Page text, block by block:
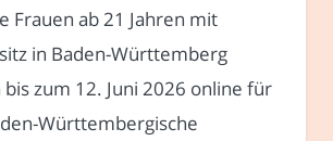
Frauen ab 21 Jahren mit
in Baden-Württemberg
zum 12. Juni 2026 online für
Württembergische